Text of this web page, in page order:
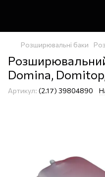
Розширювальні баки
Domina,
Артикул: (2.17) 39804890